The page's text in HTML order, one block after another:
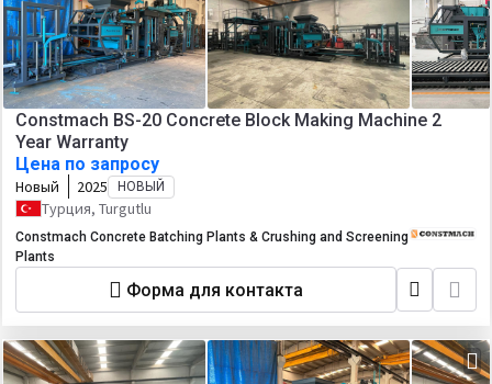
Constmach BS-20 Concrete Block Making Machine 2
Year Warranty
Цена по запросу
Новый 2025 НОВЫЙ
Турция, Turgutlu
Constmach Concrete Batching Plants & Crushing and Screening
Plants
Форма для контакта